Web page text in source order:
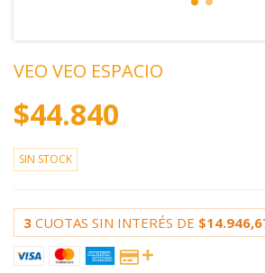
VEO VEO ESPACIO
$44.840
SIN STOCK
3 CUOTAS SIN INTERÉS DE